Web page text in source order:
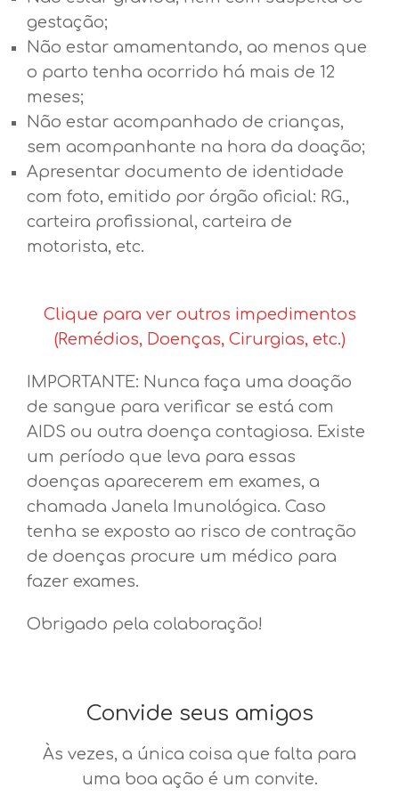
gestação;
Não estar amamentando, ao menos que
o parto tenha ocorrido há mais de 12
meses;
Não estar acompanhado de crianças,
sem acompanhante na hora da doação;
Apresentar documento de identidade
com foto, emitido por órgão oficial: RG.,
carteira profissional, carteira de
motorista, etc.
Clique para ver outros impedimentos
(Remédios, Doenças, Cirurgias, etc.)
IMPORTANTE: Nunca faça uma doação
de sangue para verificar se está com
AIDS ou outra doença contagiosa. Existe
um período que leva para essas
doenças aparecerem em exames, a
chamada Janela Imunológica. Caso
tenha se exposto ao risco de contração
de doenças procure um médico para
fazer exames.
Obrigado pela colaboração!
Convide seus amigos
Às vezes, a única coisa que falta para
uma boa ação é um convite.